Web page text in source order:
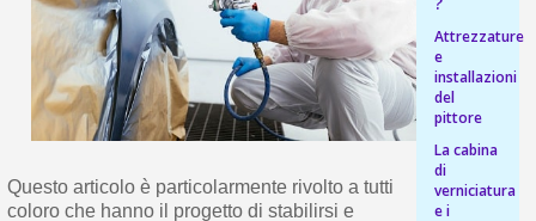
Questo articolo è particolarmente rivolto a tutti
coloro che hanno il progetto di stabilirsi e
Attrezzature
e
installazioni
del
pittore
La cabina
di
verniciatura
e i